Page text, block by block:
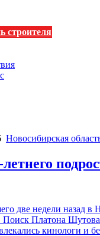
строителя
Новосибирская
две недели назад в
Платона Шутова
кинологи и